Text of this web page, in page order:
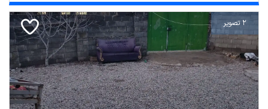
2 تصویر